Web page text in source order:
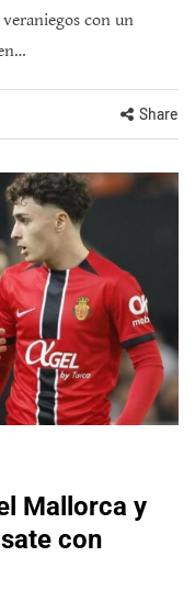
con un
Share
Mallorca y
con